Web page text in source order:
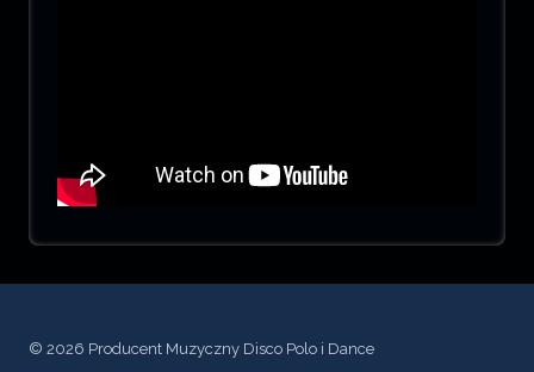
© 2026 Producent Muzyczny Disco Polo i Dance